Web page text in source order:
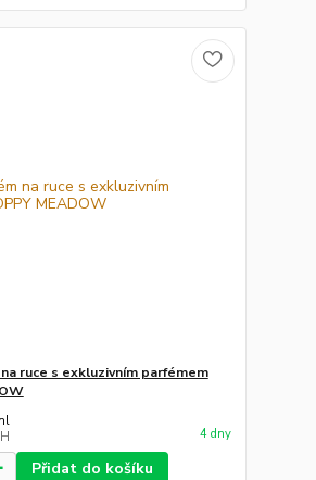
ruce s exkluzivním parfémem
4 dny
Přidat do košíku